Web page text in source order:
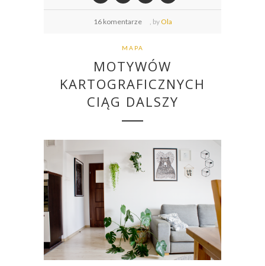
16 komentarze , by Ola
MAPA
MOTYWÓW
KARTOGRAFICZNYCH
CIĄG DALSZY